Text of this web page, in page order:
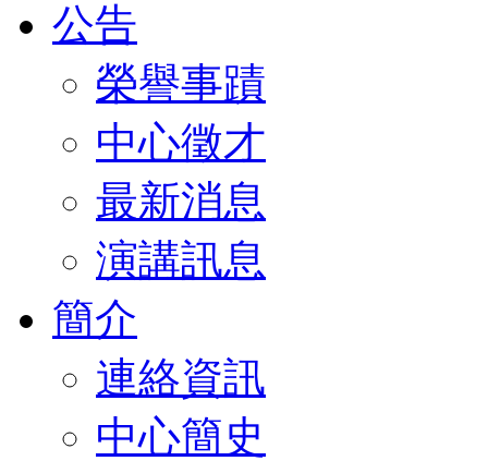
公告
榮譽事蹟
中心徵才
最新消息
演講訊息
簡介
連絡資訊
中心簡史